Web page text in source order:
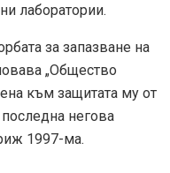
лаборатории.
за запазване на
„Общество
към защитата му от
негова
1997-ма.